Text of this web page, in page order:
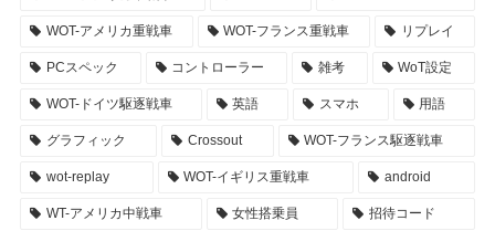
WOT-アメリカ重戦車 WOT-フランス重戦車 リプレイ
PCスペック コントローラー 雑考 WoT設定
WOT-ドイツ駆逐戦車 英語 スマホ 用語
グラフィック Crossout WOT-フランス駆逐戦車
wot-replay WOT-イギリス重戦車 android
WT-アメリカ中戦車 女性搭乗員 招待コード